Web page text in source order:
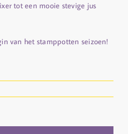
tot een mooie stevige jus
van het stamppotten seizoen!